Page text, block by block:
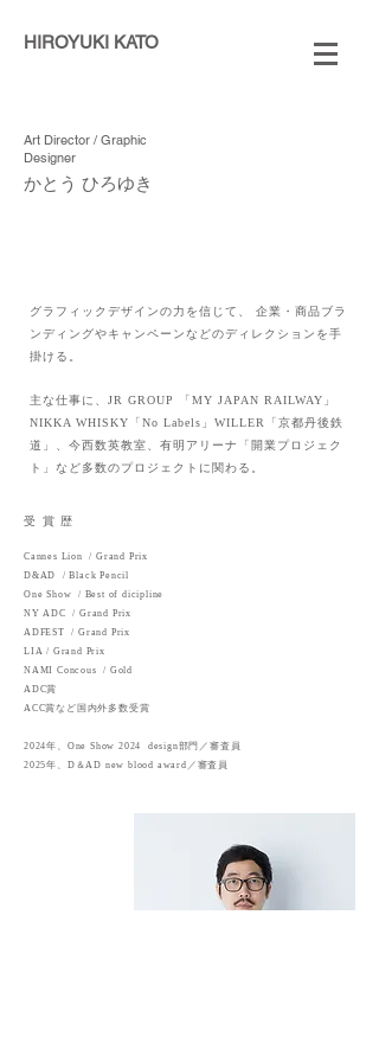
HIROYUKI KATO
Art Director / Graphic
Designer
かとう ひろゆき
グラフィックデザインの力を信じて、 企業・商品ブラ
ンディングやキャンペーンなどのディレクションを手
掛ける。
主な仕事に、JR GROUP 「MY JAPAN RAILWAY」
NIKKA WHISKY「No Labels」WILLER「京都丹後鉄
道」、今西数英教室、有明アリーナ「開業プロジェク
ト」など多数のプロジェクトに関わる。
受賞歴
Cannes Lion / Grand Prix
D&AD / Black Pencil
One Show / Best of dicipline
NY ADC / Grand Prix
ADFEST / Grand Prix
LIA / Grand Prix
NAMI Concous / Gold
ADC賞
ACC賞など国内外多数受賞
2024年、One Show 2024 design部門／審査員
2025年、D＆AD new blood award／審査員